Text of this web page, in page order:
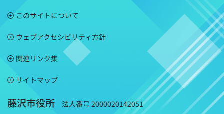
このサイトについて
ウェブアクセシビリティ方針
関連リンク集
サイトマップ
藤沢市役所
法人番号 2000020142051